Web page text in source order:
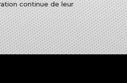
continue de leur